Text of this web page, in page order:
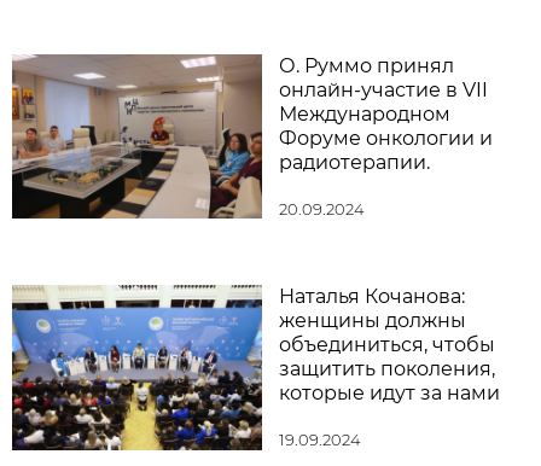
О. Руммо принял
онлайн-участие в VII
Международном
Форуме онкологии и
радиотерапии.
20.09.2024
Наталья Кочанова:
женщины должны
объединиться, чтобы
защитить поколения,
которые идут за нами
19.09.2024